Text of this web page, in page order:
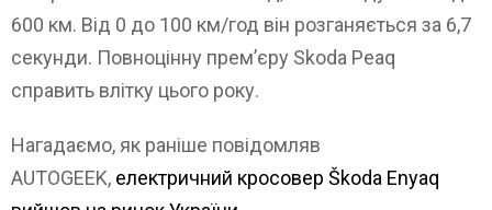
600 км. Від 0 до 100 км/год він розганяється за 6,7
секунди. Повноцінну прем’єру Skoda Peaq
справить влітку цього року.
Нагадаємо, як раніше повідомляв
AUTOGEEK, електричний кросовер Škoda Enyaq